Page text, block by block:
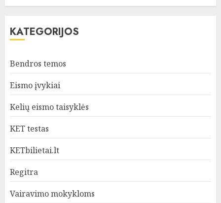
KATEGORIJOS
Bendros temos
Eismo įvykiai
Kelių eismo taisyklės
KET testas
KETbilietai.lt
Regitra
Vairavimo mokykloms